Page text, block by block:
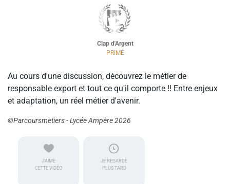
Clap d'Argent
PRIMÉ
Au cours d'une discussion, découvrez le métier de
responsable export et tout ce qu'il comporte !! Entre enjeux
et adaptation, un réel métier d'avenir.
©Parcoursmetiers - Lycée Ampère 2026
J'AIME
CETTE VIDÉO
JE REGARDE
PLUS TARD